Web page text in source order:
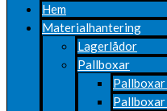
Hem
Materialhantering
Lagerlådor
Pallboxar